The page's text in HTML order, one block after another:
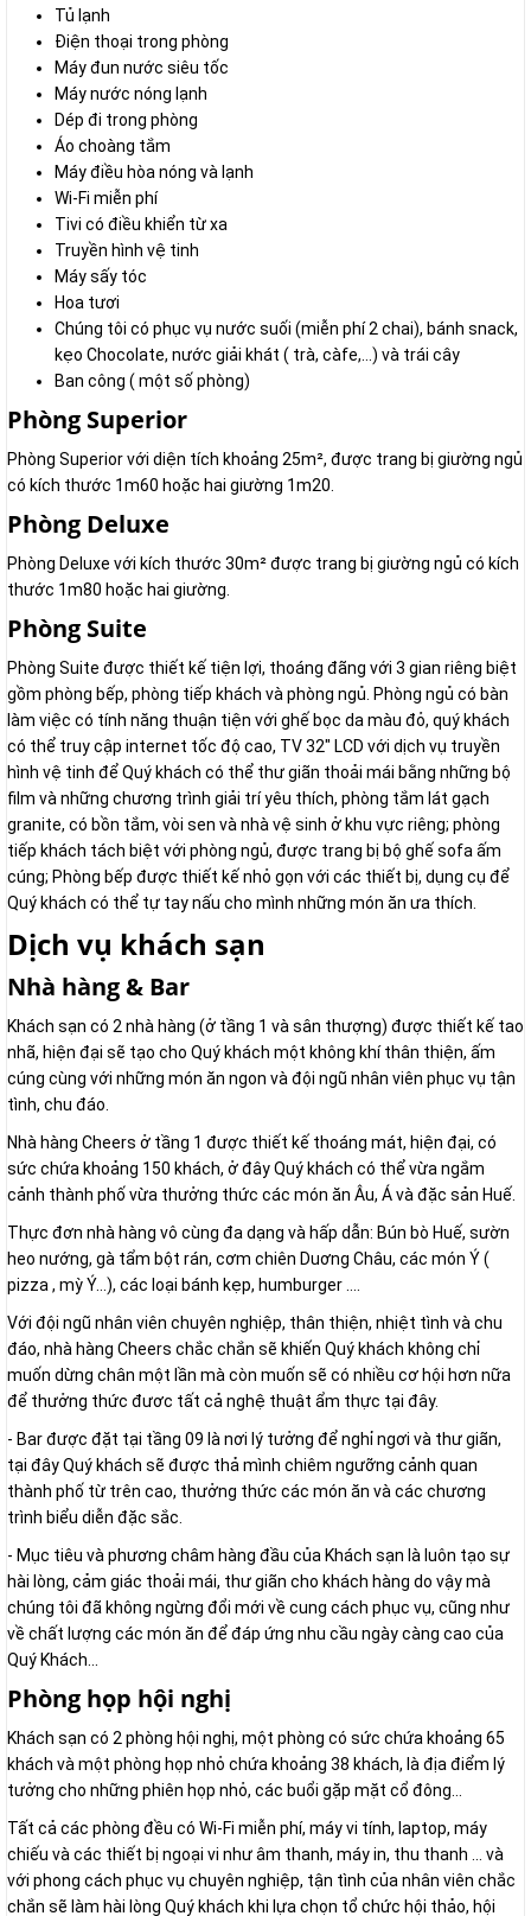
Tủ lạnh
Điện thoại trong phòng
Máy đun nước siêu tốc
Máy nước nóng lạnh
Dép đi trong phòng
Áo choàng tắm
Máy điều hòa nóng và lạnh
Wi-Fi miễn phí
Tivi có điều khiển từ xa
Truyền hình vệ tinh
Máy sấy tóc
Hoa tươi
Chúng tôi có phục vụ nước suối (miễn phí 2 chai), bánh snack,
kẹo Chocolate, nước giải khát ( trà, càfe,…) và trái cây
Ban công ( một số phòng)
Phòng Superior
Phòng Superior với diện tích khoảng 25m², được trang bị giường ngủ
có kích thước 1m60 hoặc hai giường 1m20.
Phòng Deluxe
Phòng Deluxe với kích thước 30m² được trang bị giường ngủ có kích
thước 1m80 hoặc hai giường.
Phòng Suite
Phòng Suite được thiết kế tiện lợi, thoáng đãng với 3 gian riêng biệt
gồm phòng bếp, phòng tiếp khách và phòng ngủ. Phòng ngủ có bàn
làm việc có tính năng thuận tiện với ghế bọc da màu đỏ, quý khách
có thể truy cập internet tốc độ cao, TV 32" LCD với dịch vụ truyền
hình vệ tinh để Quý khách có thể thư giãn thoải mái bằng những bộ
film và những chương trình giải trí yêu thích, phòng tắm lát gạch
granite, có bồn tắm, vòi sen và nhà vệ sinh ở khu vực riêng; phòng
tiếp khách tách biệt với phòng ngủ, được trang bị bộ ghế sofa ấm
cúng; Phòng bếp được thiết kế nhỏ gọn với các thiết bị, dụng cụ để
Quý khách có thể tự tay nấu cho mình những món ăn ưa thích.
Dịch vụ khách sạn
Nhà hàng & Bar
Khách sạn có 2 nhà hàng (ở tầng 1 và sân thượng) được thiết kế tao
nhã, hiện đại sẽ tạo cho Quý khách một không khí thân thiện, ấm
cúng cùng với những món ăn ngon và đội ngũ nhân viên phục vụ tận
tình, chu đáo.
Nhà hàng Cheers ở tầng 1 được thiết kế thoáng mát, hiện đại, có
sức chứa khoảng 150 khách, ở đây Quý khách có thể vừa ngắm
cảnh thành phố vừa thưởng thức các món ăn Âu, Á và đặc sản Huế.
Thực đơn nhà hàng vô cùng đa dạng và hấp dẫn: Bún bò Huế, sườn
heo nướng, gà tẩm bột rán, cơm chiên Duơng Châu, các món Ý (
pizza , mỳ Ý…), các loại bánh kẹp, humburger ….
Với đội ngũ nhân viên chuyên nghiệp, thân thiện, nhiệt tình và chu
đáo, nhà hàng Cheers chắc chắn sẽ khiến Quý khách không chỉ
muốn dừng chân một lần mà còn muốn sẽ có nhiều cơ hội hơn nữa
để thưởng thức đươc tất cả nghệ thuật ẩm thực tại đây.
- Bar được đặt tại tầng 09 là nơi lý tưởng để nghỉ ngơi và thư giãn,
tại đây Quý khách sẽ được thả mình chiêm ngưỡng cảnh quan
thành phố từ trên cao, thưởng thức các món ăn và các chương
trình biểu diễn đặc sắc.
- Mục tiêu và phương châm hàng đầu của Khách sạn là luôn tạo sự
hài lòng, cảm giác thoải mái, thư giãn cho khách hàng do vậy mà
chúng tôi đã không ngừng đổi mới về cung cách phục vụ, cũng như
về chất lượng các món ăn để đáp ứng nhu cầu ngày càng cao của
Quý Khách...
Phòng họp hội nghị
Khách sạn có 2 phòng hội nghị, một phòng có sức chứa khoảng 65
khách và một phòng họp nhỏ chứa khoảng 38 khách, là địa điểm lý
tưởng cho những phiên họp nhỏ, các buổi gặp mặt cổ đông…
Tất cả các phòng đều có Wi-Fi miễn phí, máy vi tính, laptop, máy
chiếu và các thiết bị ngoại vi như âm thanh, máy in, thu thanh … và
với phong cách phục vụ chuyên nghiệp, tận tình của nhân viên chắc
chắn sẽ làm hài lòng Quý khách khi lựa chọn tổ chức hội thảo, hội